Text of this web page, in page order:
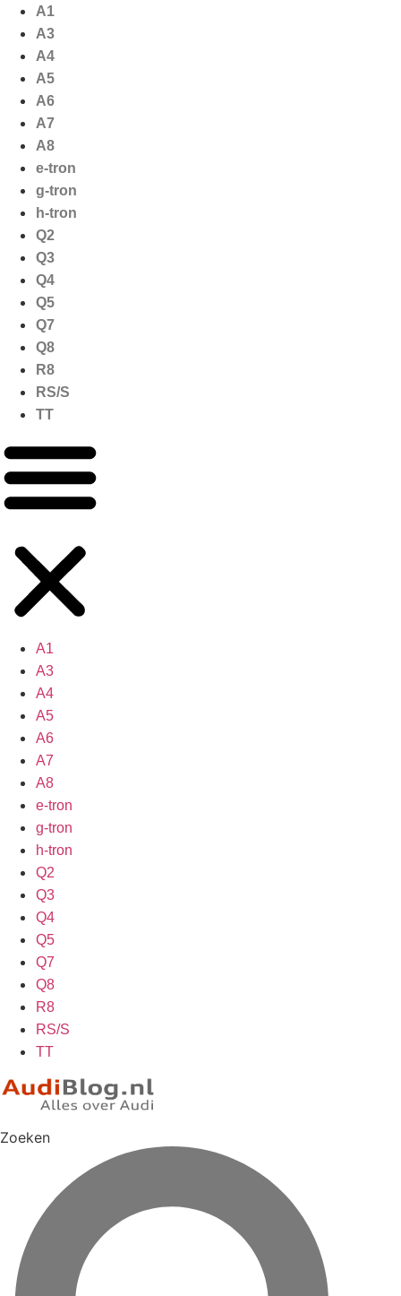
naar
inhoud
A1
A3
A4
A5
A6
A7
A8
e-tron
g-tron
h-tron
Q2
Q3
Q4
Q5
Q7
Q8
R8
RS/S
TT
A1
A3
A4
A5
A6
A7
A8
e-tron
g-tron
h-tron
Q2
Q3
Q4
Q5
Q7
Q8
R8
RS/S
TT
Zoeken